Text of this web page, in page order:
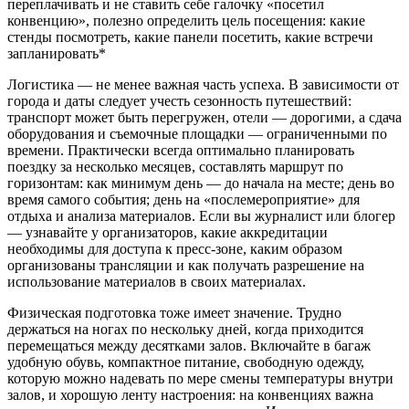
переплачивать и не ставить себе галочку «посетил
конвенцию», полезно определить цель посещения: какие
стенды посмотреть, какие панели посетить, какие встречи
запланировать*
Логистика — не менее важная часть успеха. В зависимости от
города и даты следует учесть сезонность путешествий:
транспорт может быть перегружен, отели — дорогими, а сдача
оборудования и съемочные площадки — ограниченными по
времени. Практически всегда оптимально планировать
поездку за несколько месяцев, составлять маршрут по
горизонтам: как минимум день — до начала на месте; день во
время самого события; день на «послемероприятие» для
отдыха и анализа материалов. Если вы журналист или блогер
— узнавайте у организаторов, какие аккредитации
необходимы для доступа к пресс‑зоне, каким образом
организованы трансляции и как получать разрешение на
использование материалов в своих материалах.
Физическая подготовка тоже имеет значение. Трудно
держаться на ногах по нескольку дней, когда приходится
перемещаться между десятками залов. Включайте в багаж
удобную обувь, компактное питание, свободную одежду,
которую можно надевать по мере смены температуры внутри
залов, и хорошую ленту настроения: на конвенциях важна